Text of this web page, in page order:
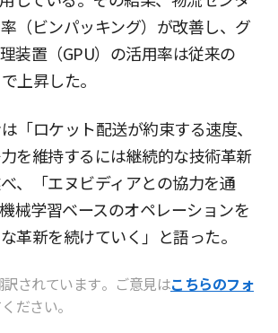
（ビンパッキング）が改善し、グ
装置（GPU）の活用率は従来の
上昇した。
「ロケット配送が約束する速度、
を維持するには継続的な技術革新
、「エヌビディアとの協力を通
械学習ベースのオペレーションを
革新を続けていく」と語った。
されています。ご意見はこちらのフォ
ださい。